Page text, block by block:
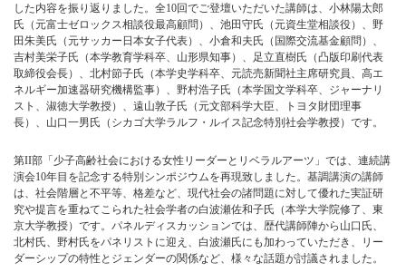
した内容を振り返りました。全10回でご登壇いただいた講師は、小林陽太郎
氏（元富士ゼロックス相談役最高顧問）、池田守氏（元資生堂相談役）、野
田朱美氏（元サッカー日本女子代表）、小倉和夫氏（国際交流基金顧問）、
吉村美栄子氏（本学教育学科卒、山形県知事）、足立直樹氏（凸版印刷代表
取締役会長）、北村節子氏（本学史学科卒、元読売新聞社主席研究員、高エ
ネルギー加速器研究機構監事）、野村浩子氏（本学国文学科卒、ジャーナリ
スト、淑徳大学教授）、遠山敦子氏（元文部科学大臣、トヨタ財団理事
長）、山口一男氏（シカゴ大学ラルフ・ルイス記念特別社会学教授）です。
第II部「少子高齢社会における女性リーダーとリベラルアーツ」では、連続講
演会10年目を記念する特別シンポジウムを再現致しました。基調講演の講師
は、社会階層と不平等、格差など、現代社会の諸問題に対して優れた実証研
究や提言を重ねてこられた社会学者の白波瀬佐和子氏（本学大学院修了、東
京大学教授）です。パネルディスカッションでは、歴代講師陣から山口氏、
北村氏、野村氏をパネリストに迎え、白波瀬氏にも加わっていただき、リー
ダーシップの特性とジェンダーの関係など、様々な話題が討議されました。